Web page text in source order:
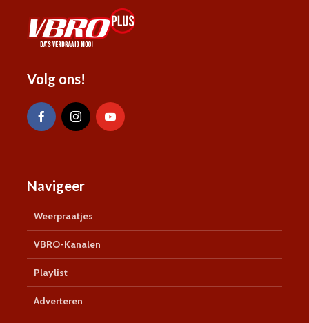
Volg ons!
Navigeer
Weerpraatjes
VBRO-Kanalen
Playlist
Adverteren